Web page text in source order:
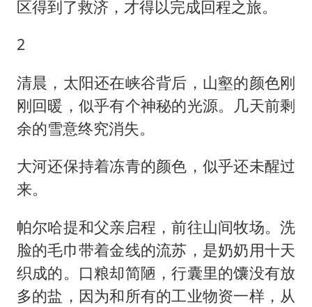
区得到了救济，才得以完成回程之旅。
2
清晨，太阳还在峡谷背后，山壑的颜色刚
刚回暖，似乎有个神秘的光源。几天前剩
余的雪意终究消失。
大河还保持着冻青的颜色，似乎还未醒过
来。
帕尔哈提和父亲启程，前往山间牧场。洗
脸的毛巾带着金线的流苏，是奶奶用十天
织成的。口粮却简陋，行囊里的馕没有放
多的盐，因为和所有的工业物资一样，从